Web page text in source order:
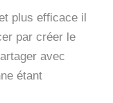
plus efficace il
par créer le
avec
étant